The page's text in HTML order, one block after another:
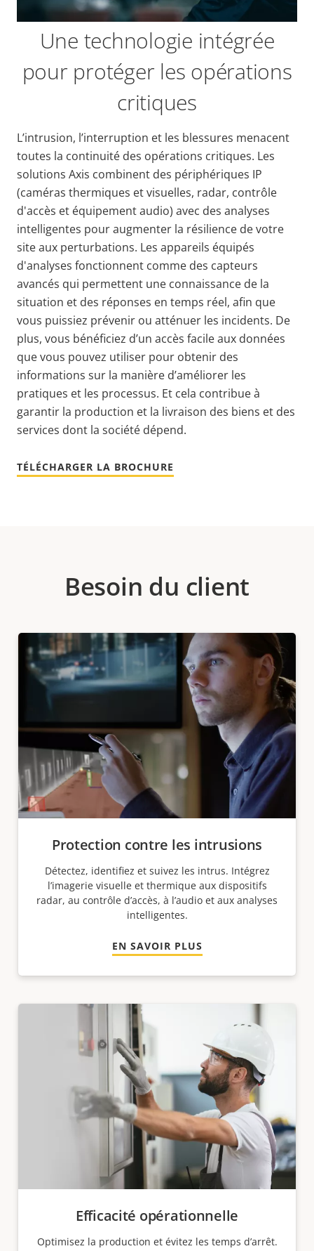
Une technologie intégrée
pour protéger les opérations
critiques
L’intrusion, l’interruption et les blessures menacent
toutes la continuité des opérations critiques. Les
solutions Axis combinent des périphériques IP
(caméras thermiques et visuelles, radar, contrôle
d'accès et équipement audio) avec des analyses
intelligentes pour augmenter la résilience de votre
site aux perturbations. Les appareils équipés
d'analyses fonctionnent comme des capteurs
avancés qui permettent une connaissance de la
situation et des réponses en temps réel, afin que
vous puissiez prévenir ou atténuer les incidents. De
plus, vous bénéficiez d’un accès facile aux données
que vous pouvez utiliser pour obtenir des
informations sur la manière d’améliorer les
pratiques et les processus. Et cela contribue à
garantir la production et la livraison des biens et des
services dont la société dépend.
TÉLÉCHARGER LA BROCHURE
Besoin du client
Protection contre les intrusions
Détectez, identifiez et suivez les intrus. Intégrez
l’imagerie visuelle et thermique aux dispositifs
radar, au contrôle d’accès, à l’audio et aux analyses
intelligentes.
EN SAVOIR PLUS
Efficacité opérationnelle
Optimisez la production et évitez les temps d’arrêt.